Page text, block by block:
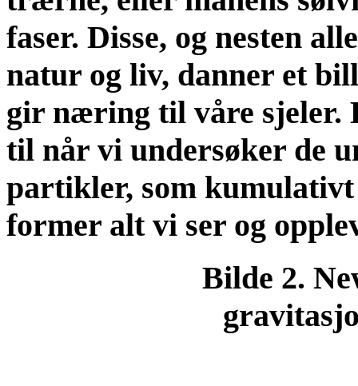
faser. Disse, og nesten
natur og liv, danner et
gir næring til våre sjeler.
til når vi undersøker de
partikler, som kumulativt
former alt vi ser og
Bilde 2.